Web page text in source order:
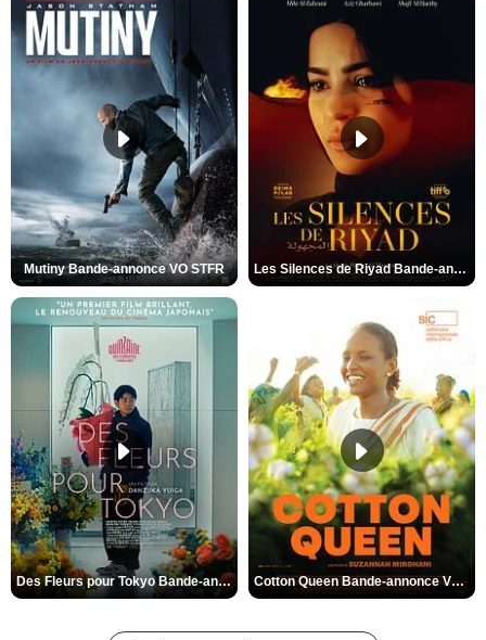
Mutiny Bande-annonce VO STFR Les Silences de Riyad Bande-annonce VO STFR
Des Fleurs pour Tokyo Bande-annonce VO STFR Cotton Queen Bande-annonce VO STFR